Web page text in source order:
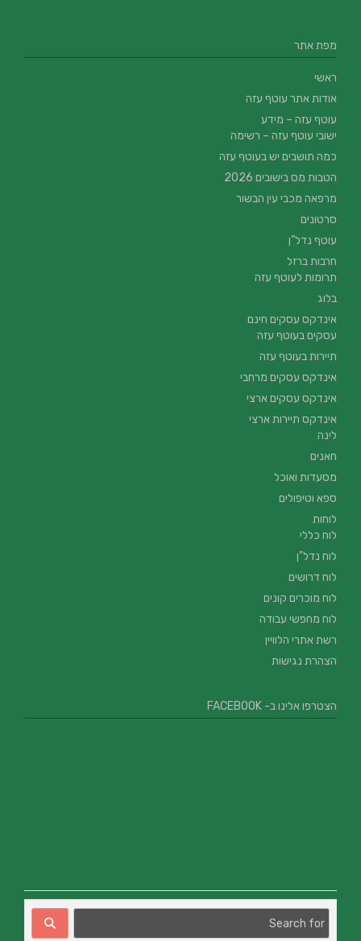
מפת אתר
ראשי
אודות אתר עוטף עזה
עוטף עזה – מידע
ישובי עוטף עזה – רשימה
כמה תושבים יש בעוטף עזה
הטבות מס בישובים 2026
מרפאה מכבי עין הבשור
סרטונים
עוטף נדל”ן
חרבות ברזל
תרומות לעוטף עזה
בלוג
אינדקס עסקים חינם
עסקים בעוטף עזה
תיירות בעוטף עזה
אינדקס עסקים מרחבי
אינדקס עסקים ארצי
אינדקס תיירות ארצי
לינה
חאנים
מסעדות ואוכל
ספא וטיפולים
לוחות
לוח כללי
לוח נדל"ן
לוח דרושים
לוח מוכרים קונים
לוח מחפשי עבודה
רשת אתרי הלוויין
הצהרת נגישות
הצטרפו אלינו ב- FACEBOOK